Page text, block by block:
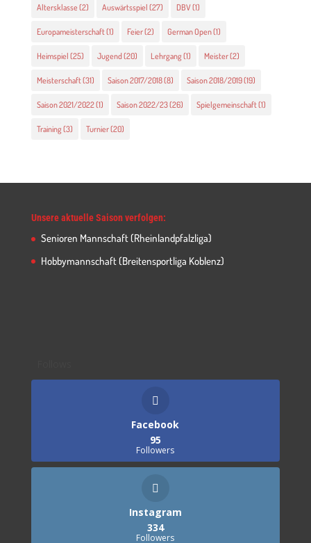
Altersklasse (2) Auswärtsspiel (27) DBV(1)
Europameisterschaft(1) Feier(2) German Open(1)
Heimspiel (25) Jugend(20) Lehrgang(1) Meister(2)
Meisterschaft(31) Saison 2017/2018(8) Saison 2018/2019(19)
Saison 2021/2022(1) Saison 2022/23(26) Spielgemeinschaft(1)
Training(3) Turnier(20)
Unsere aktuelle Saison verfolgen:
Senioren Mannschaft (Rheinlandpfalzliga)
Hobbymannschaft (Breitensportliga Koblenz)
Facebook
95
Followers
Instagram
334
Followers